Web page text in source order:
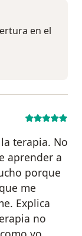
en el
terapia. No
aprender a
porque
me
Explica
no